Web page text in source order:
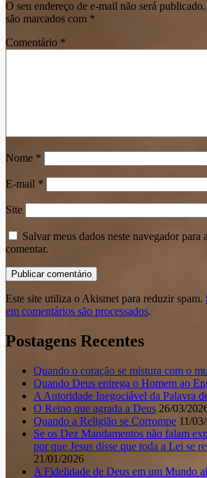
O seu endereço de e-mail não será publicado.
são marcados com *
Comentário *
Nome *
E-mail *
Site
Salvar meus dados neste navegador para
comentar.
Este site utiliza o Akismet para reduzir spam.
em comentários são processados.
Postagens Recentes
Quando o coração se mistura com o
Quando Deus entrega o Homem ao
A Autoridade Inegociável da Palavra
O Reino que agrada a Deus 26/03/
Quando a Religião se Corrompe 11/
Se os Dez Mandamentos não falam
por que Jesus disse que toda a Lei se
21/01/2026
A Fidelidade de Deus em um Mundo